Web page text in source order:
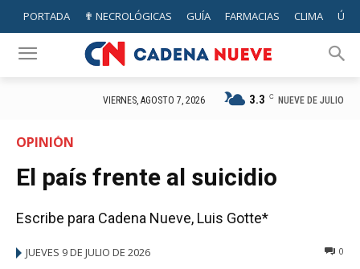
PORTADA ✟ NECROLÓGICAS GUÍA FARMACIAS CLIMA
VIERNES, AGOSTO 7, 2026 3.3 C NUEVE DE JULIO
OPINIÓN
El país frente al suicidio
Escribe para Cadena Nueve, Luis Gotte*
JUEVES 9 DE JULIO DE 2026 0